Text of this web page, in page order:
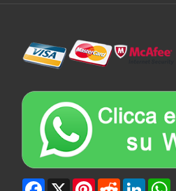
Facebook
X PinterestRedditLinkedIn